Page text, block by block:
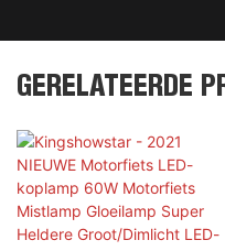
GERELATEERDE